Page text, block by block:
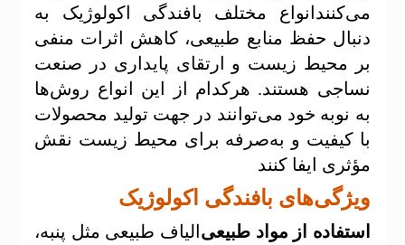
می‌کنند انواع مختلف بافندگی اکولوژیک به
دنبال حفظ منابع طبیعی، کاهش اثرات منفی
بر محیط زیست و ارتقای پایداری در صنعت
نساجی هستند. هرکدام از این انواع روش‌ها
به نوبه خود می‌توانند در جهت تولید محصولات
با کیفیت و به‌صرفه برای محیط زیست نقش
مؤثری ایفا کنند
ویژگی‌های بافندگی اکولوژیک
استفاده از مواد طبیعی الیاف طبیعی مثل پنبه،